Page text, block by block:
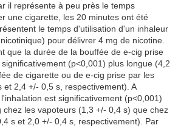
il représente à peu près le temps
une cigarette, les 20 minutes ont été
le temps d'utilisation d'un inhaleur
pour délivrer 4 mg de nicotine.
que la durée de la bouffée de e-cig prise
(p<0,001) plus longue (4,2
de cigarette ou de e-cig prise par les
et 2,4 +/- 0,5 s, respectivement). A
est significativement (p<0,001)
chez les vapoteurs (1,3 +/- 0,4 s) que chez
s et 2,0 +/- 0,4 s, respectivement). Par